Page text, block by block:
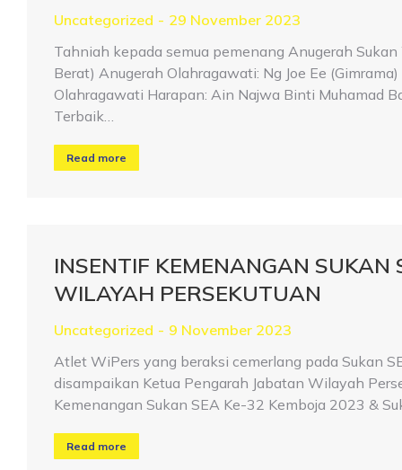
Uncategorized
29 November 2023
Tahniah kepada semua pemenang Anugerah
Berat) Anugerah Olahragawati: Ng Joe Ee
Olahragawati Harapan: Ain Najwa Binti Muhamad
Terbaik…
Read more
INSENTIF KEMENANGAN
WILAYAH PERSEKUTUAN
Uncategorized
9 November 2023
Atlet WiPers yang beraksi cemerlang pada Sukan
disampaikan Ketua Pengarah Jabatan Wilayah
Kemenangan Sukan SEA Ke-32 Kemboja 2023 &
Read more